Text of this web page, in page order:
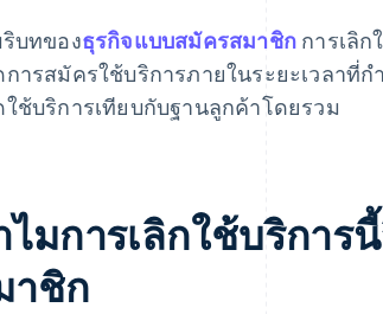
บทของธุรกิจแบบสมัครสมาชิก การเลิ
ารสมัครใช้บริการภายในระยะเวลาที่
ช้บริการเทียบกับฐานลูกค้าโดยรวม
ไมการเลิกใช้บริกา
าชิก